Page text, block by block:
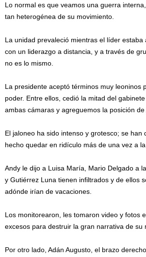
Lo normal es que veamos una guerra
tan heterogénea de su movimiento.
La unidad prevaleció mientras el líder estaba
con un liderazgo a distancia, y a través de
no es lo mismo.
La presidente aceptó términos muy leoninos
poder. Entre ellos, cedió la mitad del
ambas cámaras y agreguemos la posición de
El jaloneo ha sido intenso y grotesco; se han
hecho quedar en ridículo más de una vez a
Andy le dijo a Luisa María, Mario Delgado a
y Gutiérrez Luna tienen infiltrados y de ellos
adónde irían de vacaciones.
Los monitorearon, les tomaron video y fotos
excesos para destruir la gran narrativa de su
Por otro lado, Adán Augusto, el brazo